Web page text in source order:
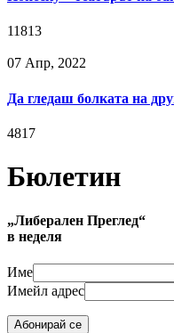
11813
07 Апр, 2022
Да гледаш болката на
4817
Бюлетин
„Либерален Преглед“
в неделя
Име
Имейл адрес
Абонирай се